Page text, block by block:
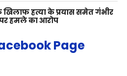
खिलाफ हत्या के प्रयास समेत गंभीर
हमले का आरोप
Page